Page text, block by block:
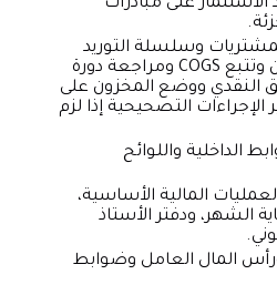
وسلسلة التوريد
لإدارة تكاليف المخزون وتتبع COGS ومراجعة دورة
النقدي ووضع المخزون على
التصحيحية إذا لزم
الداخلية واللوائح
المالية الأساسية،
الشهر، ودفتر الأستاذ
ورأس المال العامل وضوابط